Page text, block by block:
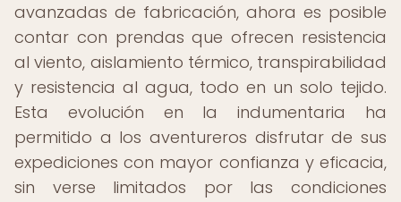
avanzadas de fabricación, ahora es posible
contar con prendas que ofrecen resistencia
al viento, aislamiento térmico, transpirabilidad
y resistencia al agua, todo en un solo tejido.
Esta evolución en la indumentaria ha
permitido a los aventureros disfrutar de sus
expediciones con mayor confianza y eficacia,
sin verse limitados por las condiciones